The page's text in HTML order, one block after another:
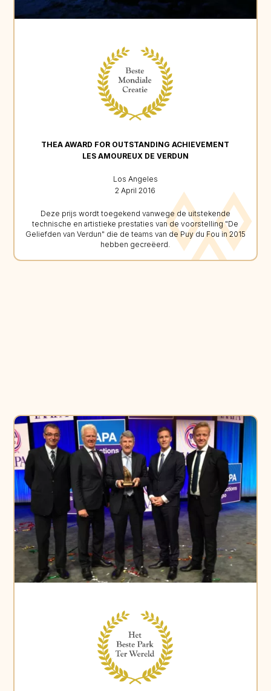
THEA AWARD FOR OUTSTANDING ACHIEVEMENT
LES AMOUREUX DE VERDUN
Los Angeles
2 April 2016
Deze prijs wordt toegekend vanwege de uitstekende
technische en artistieke prestaties van de voorstelling "De
Geliefden van Verdun" die de teams van de Puy du Fou in 2015
hebben gecreëerd.